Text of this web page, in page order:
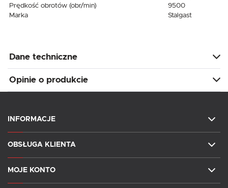
Prędkość obrotów (obr/min)
9500
Marka
Stalgast
Dane techniczne
Opinie o produkcie
INFORMACJE
OBSŁUGA KLIENTA
MOJE KONTO